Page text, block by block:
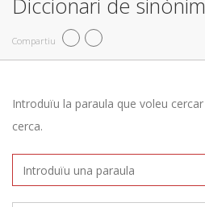
Diccionari de
Compartiu
Introduïu la paraula que voleu
cerca.